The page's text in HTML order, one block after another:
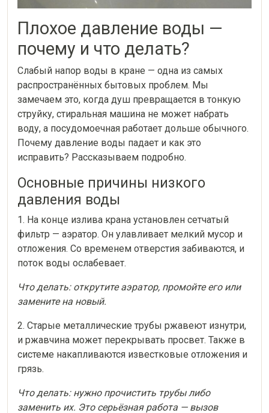
Плохое давление воды —
почему и что делать?
Слабый напор воды в кране — одна из самых
распространённых бытовых проблем. Мы
замечаем это, когда душ превращается в тонкую
струйку, стиральная машина не может набрать
воду, а посудомоечная работает дольше обычного.
Почему давление воды падает и как это
исправить? Рассказываем подробно.
Основные причины низкого
давления воды
1. На конце излива крана установлен сетчатый
фильтр — аэратор. Он улавливает мелкий мусор и
отложения. Со временем отверстия забиваются, и
поток воды ослабевает.
Что делать: открутите аэратор, промойте его или
замените на новый.
2. Старые металлические трубы ржавеют изнутри,
и ржавчина может перекрывать просвет. Также в
системе накапливаются известковые отложения и
грязь.
Что делать: нужно прочистить трубы либо
заменить их. Это серьёзная работа — вызов